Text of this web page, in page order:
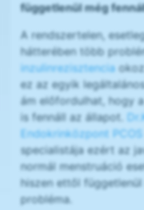
függetlenül még
A rendszertelen,
hátterében több
inzulinrezisztencia
ez az egyik
ám előfordulhat, hogy
is fennáll az állapot.
Endokrinközpont PCOS
specialistája ezért az
normál menstruáció
hiszen ettől
probléma.